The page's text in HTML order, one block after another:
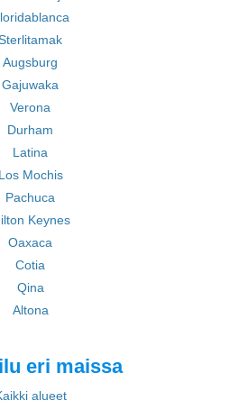
Augsburg
Gajuwaka
Verona
Durham
Latina
Los Mochis
Pachuca
Keynes
Oaxaca
Cotia
Qina
Altona
eri maissa
alueet